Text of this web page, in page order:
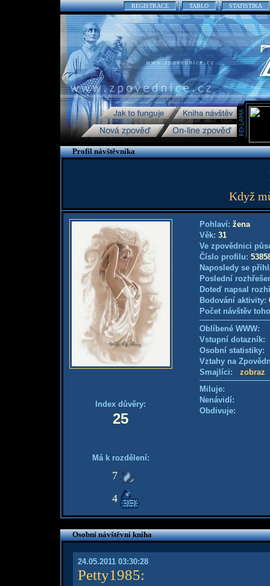
REGISTRACE TABLO STATISTIKA
Profil návštěvníka
Když
Index důvěry:
25
Má k rozdělení:
7
4
Pohlaví: žena
Věk: 31
Ve zpovědnici
Číslo profilu:
Naposledy se
Poslední
Doteď napsal
Bodování aktivity:
Počet návštěv
Oblíbené WWW:
Vstupní
Osobní
Vztahy na
Smajlíci: zobraz
Miluje:
Nenávidí:
Obdivuje:
Osobní návštěvní kniha
24.05.2011 03:30:28
Petty1985: